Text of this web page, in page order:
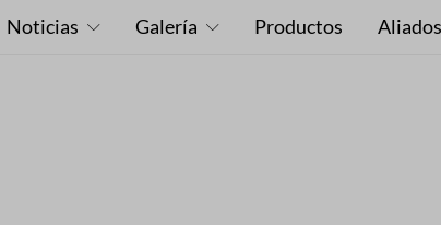
Noticias Galería Productos Aliados